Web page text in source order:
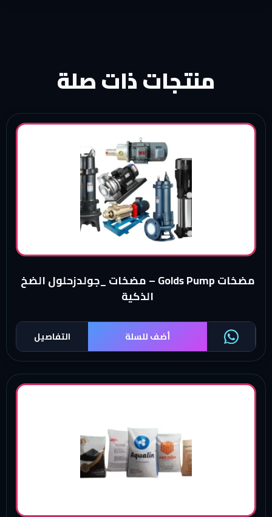
منتجات ذات صلة
مضخات Golds Pump – مضخات _جولدزحلول الضخ
الذكية
التفاصيل أضف للسلة